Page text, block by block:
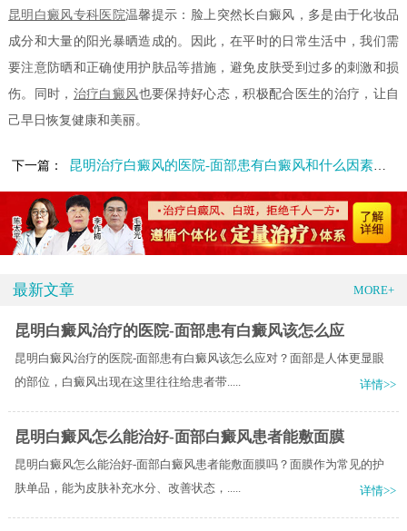
昆明白癜风专科医院温馨提示：脸上突然长白癜风，多是由于化妆品
成分和大量的阳光暴晒造成的。因此，在平时的日常生活中，我们需
要注意防晒和正确使用护肤品等措施，避免皮肤受到过多的刺激和损
伤。同时， 治疗白癜风也要保持好心态，积极配合医生的治疗，让自
己早日恢复健康和美丽。
下一篇： 昆明治疗白癜风的医院-面部患有白癜风和什么因素有关
最新文章 MORE+
昆明白癜风治疗的医院-面部患有白癜风该怎么应
昆明白癜风治疗的医院-面部患有白癜风该怎么应对？面部是人体更显眼
的部位，白癜风出现在这里往往给患者带.....
详情>>
昆明白癜风怎么能治好-面部白癜风患者能敷面膜
昆明白癜风怎么能治好-面部白癜风患者能敷面膜吗？面膜作为常见的护
肤单品，能为皮肤补充水分、改善状态，.....
详情>>